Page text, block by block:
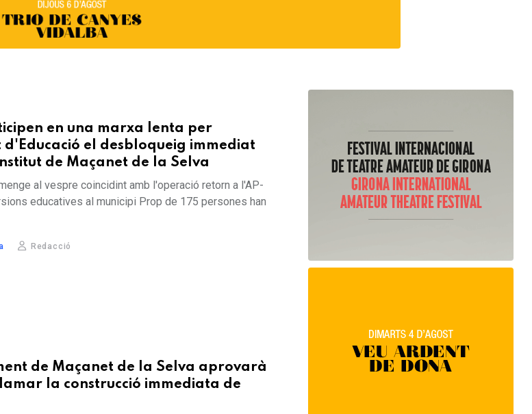
en una marxa lenta per
el desbloqueig immediat
de Maçanet de la Selva
al vespre coincidint amb l'operació retorn a l'AP-
educatives al municipi Prop de 175 persones han
Redacció
de Maçanet de la Selva aprovarà
la construcció immediata de